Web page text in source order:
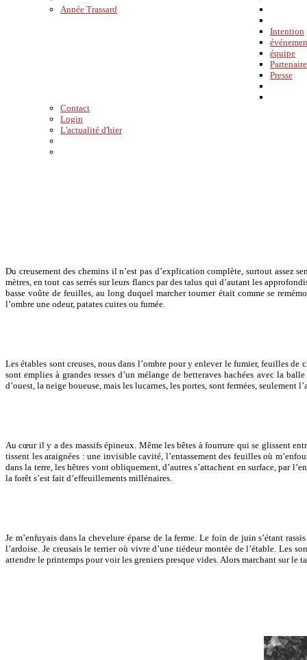
Année Trassard
Intention
équipe
Presse
Contact
Login
L'actualité d'hier
Du creusement des chemins il n’est pas d’explication complète, surtout
mètres, en tout cas serrés sur leurs flancs par des talus qui d’autant les
basse voûte de feuilles, au long duquel marcher tourner était comme se
l’ombre une odeur, patates cuites ou fumée.
Les étables sont creuses, nous dans l’ombre pour y enlever le fumier, feuilles
sont emplies à grandes resses d’un mélange de betteraves hachées avec la
d’ouest, la neige boueuse, mais les lucarnes, les portes, sont fermées,
Au cœur il y a des massifs épineux. Même les bêtes à fourrure qui se glissent
tissent les araignées : une invisible cavité, l’entassement des feuilles où
dans la terre, les hêtres vont obliquement, d’autres s’attachent en surface, par
la forêt s’est fait d’effeuillements millénaires.
Je m’enfuyais dans la chevelure éparse de la ferme. Le foin de juin s’étant
l’ardoise. Je creusais le terrier où vivre d’une tiédeur montée de l’étable. Les
attendre le printemps pour voir les greniers presque vides. Alors marchant sur le